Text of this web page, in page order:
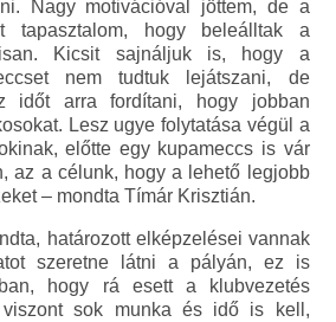
Nagy motivációval jöttem, de a
tapasztalom, hogy beleálltak a
Kicsit sajnáljuk is, hogy a
nem tudtuk lejátszani, de
időt arra fordítani, hogy jobban
Lesz ugye folytatása végül a
előtte egy kupameccs is vár
az a célunk, hogy a lehető legjobb
– mondta Tímár Krisztián.
határozott elképzelései vannak
szeretne látni a pályán, ez is
hogy rá esett a klubvezetés
viszont sok munka és idő is kell,